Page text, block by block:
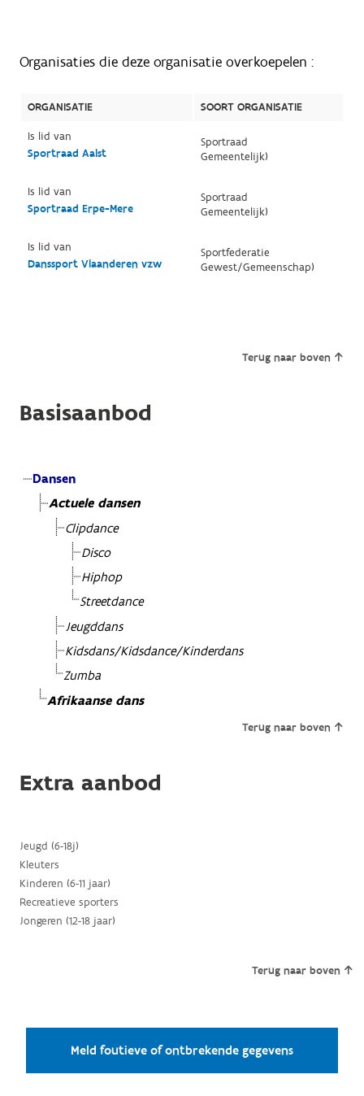
Organisaties die deze organisatie overkoepelen :
ORGANISATIE
SOORT ORGANISATIE
Is lid van
Sportraad Aalst
Sportraad
Gemeentelijk)
Is lid van
Sportraad Erpe-Mere
Sportraad
Gemeentelijk)
Is lid van
Danssport Vlaanderen vzw
Sportfederatie
Gewest/Gemeenschap)
Terug naar boven
Basisaanbod
Dansen
Actuele dansen
Clipdance
Disco
Hiphop
Streetdance
Jeugddans
Kidsdans/Kidsdance/Kinderdans
Zumba
Afrikaanse dans
Terug naar boven
Extra aanbod
Jeugd (6-18j)
Kleuters
Kinderen (6-11 jaar)
Recreatieve sporters
Jongeren (12-18 jaar)
Terug naar boven
Meld foutieve of ontbrekende gegevens